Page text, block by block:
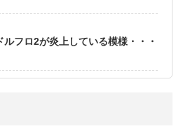
ルフロ2が炎上している模様・・・